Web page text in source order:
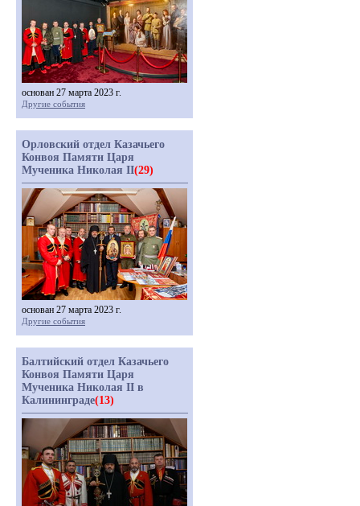
основан 27 марта 2023 г.
Другие события
Орловский отдел Казачьего
Конвоя Памяти Царя
Мученика Николая II(29)
основан 27 марта 2023 г.
Другие события
Балтийский отдел Казачьего
Конвоя Памяти Царя
Мученика Николая II в
Калининграде(13)